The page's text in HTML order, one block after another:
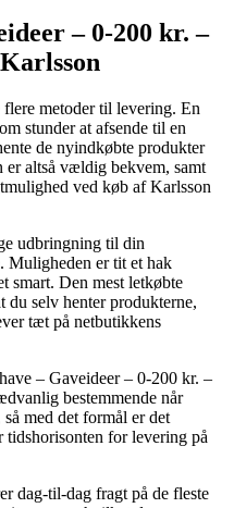
– 0-200 kr. –
metoder til levering. En
stunder at afsende til en
de nyindkøbte produkter
er altså vældig bekvem, samt
ved køb af Karlsson
udbringning til din
Muligheden er tit et hak
smart. Den mest letkøbte
selv henter produkterne,
tæt på netbutikkens
– Gaveideer – 0-200 kr. –
bestemmende når
med det formål er det
for levering på
dag-til-dag fragt på de fleste